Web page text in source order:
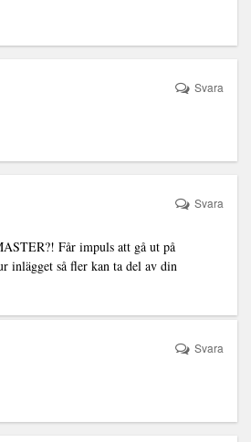
Svara
Får impuls att gå ut på
inlägget så fler kan ta del av din
Svara
Svara